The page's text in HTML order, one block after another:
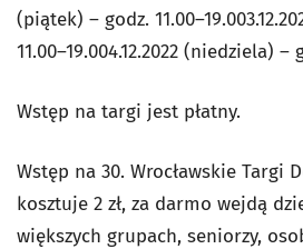
(piątek) – godz.
11.00–19.004.12.2022 (niedziela) –
Wstęp na targi jest płatny.
Wstęp na 30. Wrocławskie Targi
kosztuje 2 zł, za darmo wejdą
większych grupach, seniorzy,